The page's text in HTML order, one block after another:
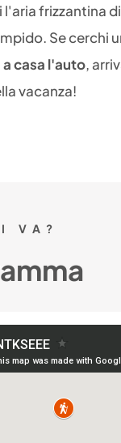
frizzantina
Se cerchi
a casa l'auto,
vacanza!
VA?